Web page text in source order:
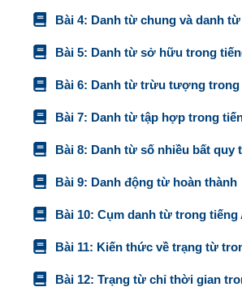
Bài 4: Danh từ chung và danh
Bài 5: Danh từ sở hữu trong
Bài 6: Danh từ trừu tượng trong
Bài 7: Danh từ tập hợp trong
Bài 8: Danh từ số nhiều bất quy
Bài 9: Danh động từ hoàn thành
Bài 10: Cụm danh từ trong tiếng
Bài 11: Kiến thức về trạng từ
Bài 12: Trạng từ chỉ thời gian